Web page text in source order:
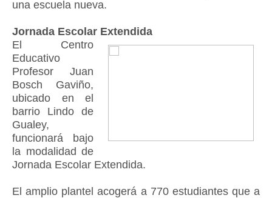
una escuela nueva.
Jornada Escolar Extendida
El Centro
Educativo
Profesor Juan
Bosch Gaviño,
ubicado en el
barrio Lindo de
Gualey,
funcionará bajo
la modalidad de
Jornada Escolar Extendida.
El amplio plantel acogerá a 770 estudiantes que a